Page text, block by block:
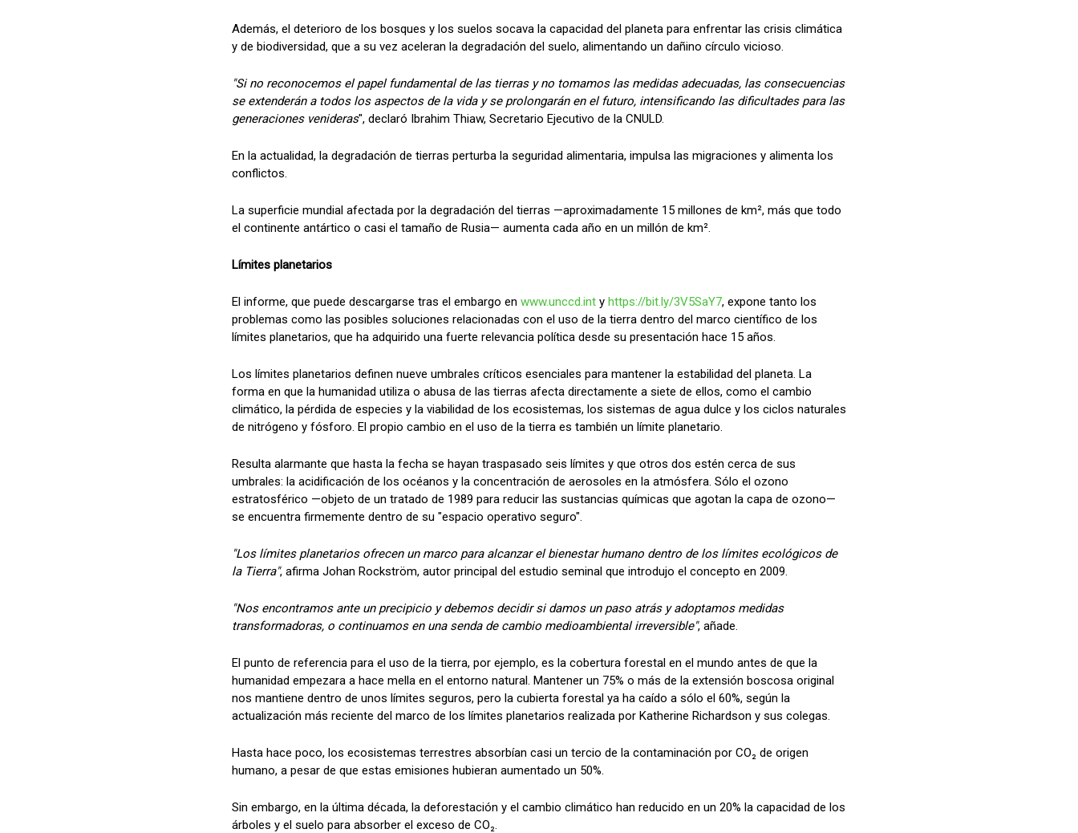
Además, el deterioro de los bosques y los suelos socava la capacidad del planeta para enfrentar las crisis climática
y de biodiversidad, que a su vez aceleran la degradación del suelo, alimentando un dañino círculo vicioso.
"Si no reconocemos el papel fundamental de las tierras y no tomamos las medidas adecuadas, las consecuencias
se extenderán a todos los aspectos de la vida y se prolongarán en el futuro, intensificando las dificultades para las
generaciones venideras", declaró Ibrahim Thiaw, Secretario Ejecutivo de la CNULD.
En la actualidad, la degradación de tierras perturba la seguridad alimentaria, impulsa las migraciones y alimenta los
conflictos.
La superficie mundial afectada por la degradación del tierras —aproximadamente 15 millones de km², más que todo
el continente antártico o casi el tamaño de Rusia— aumenta cada año en un millón de km².
Límites planetarios
El informe, que puede descargarse tras el embargo en www.unccd.inty https://bit.ly/3V5SaY7, expone tanto los
problemas como las posibles soluciones relacionadas con el uso de la tierra dentro del marco científico de los
límites planetarios, que ha adquirido una fuerte relevancia política desde su presentación hace 15 años.
Los límites planetarios definen nueve umbrales críticos esenciales para mantener la estabilidad del planeta. La
forma en que la humanidad utiliza o abusa de las tierras afecta directamente a siete de ellos, como el cambio
climático, la pérdida de especies y la viabilidad de los ecosistemas, los sistemas de agua dulce y los ciclos naturales
de nitrógeno y fósforo. El propio cambio en el uso de la tierra es también un límite planetario.
Resulta alarmante que hasta la fecha se hayan traspasado seis límites y que otros dos estén cerca de sus
umbrales: la acidificación de los océanos y la concentración de aerosoles en la atmósfera. Sólo el ozono
estratosférico —objeto de un tratado de 1989 para reducir las sustancias químicas que agotan la capa de ozono—
se encuentra firmemente dentro de su "espacio operativo seguro".
"Los límites planetarios ofrecen un marco para alcanzar el bienestar humano dentro de los límites ecológicos de
la Tierra", afirma Johan Rockström, autor principal del estudio seminal que introdujo el concepto en 2009.
"Nos encontramos ante un precipicio y debemos decidir si damos un paso atrás y adoptamos medidas
transformadoras, o continuamos en una senda de cambio medioambiental irreversible", añade.
El punto de referencia para el uso de la tierra, por ejemplo, es la cobertura forestal en el mundo antes de que la
humanidad empezara a hace mella en el entorno natural. Mantener un 75% o más de la extensión boscosa original
nos mantiene dentro de unos límites seguros, pero la cubierta forestal ya ha caído a sólo el 60%, según la
actualización más reciente del marco de los límites planetarios realizada por Katherine Richardson y sus colegas.
Hasta hace poco, los ecosistemas terrestres absorbían casi un tercio de la contaminación por CO₂ de origen
humano, a pesar de que estas emisiones hubieran aumentado un 50%.
Sin embargo, en la última década, la deforestación y el cambio climático han reducido en un 20% la capacidad de los
árboles y el suelo para absorber el exceso de CO₂.